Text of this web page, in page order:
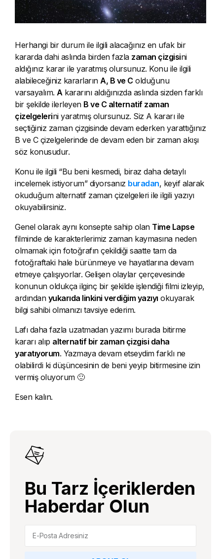
Herhangi bir durum ile ilgili alacağınız en ufak bir
kararda dahi aslında birden fazla zaman çizgisini
aldığınız karar ile yaratmış olursunuz. Konu ile ilgili
alabileceğiniz kararların A, B ve C olduğunu
varsayalım. Akararını aldığınızda aslında sizden farklı
bir şekilde ilerleyen B ve C alternatif zaman
çizelgelerini yaratmış olursunuz. Siz A kararı ile
seçtiğiniz zaman çizgisinde devam ederken yarattığınız
B ve C çizelgelerinde de devam eden bir zaman akışı
söz konusudur.
Konu ile ilgili “Bu beni kesmedi, biraz daha detaylı
incelemek istiyorum” diyorsanız buradan, keyif alarak
okuduğum alternatif zaman çizelgeleri ile ilgili yazıyı
okuyabilirsiniz.
Genel olarak aynı konsepte sahip olan Time Lapse
filminde de karakterlerimiz zaman kaymasına neden
olmamak için fotoğrafın çekildiği saatte tam da
fotoğraftaki hale bürünmeye ve hayatlarına devam
etmeye çalışıyorlar. Gelişen olaylar çerçevesinde
konunun oldukça ilginç bir şekilde işlendiği filmi izleyip,
ardından yukarıda linkini verdiğim yazıyı okuyarak
bilgi sahibi olmanızı tavsiye ederim.
Lafı daha fazla uzatmadan yazımı burada bitirme
kararı alıp alternatif bir zaman çizgisi daha
yaratıyorum. Yazmaya devam etseydim farklı ne
olabilirdi ki düşüncesinin de beni yeyip bitirmesine izin
vermiş oluyorum 🙂
Esen kalın.
Bu Tarz İçeriklerden
Haberdar Olun